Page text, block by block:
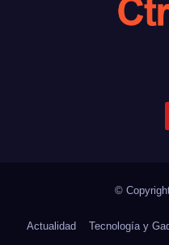
©
Actualidad Tecnología y